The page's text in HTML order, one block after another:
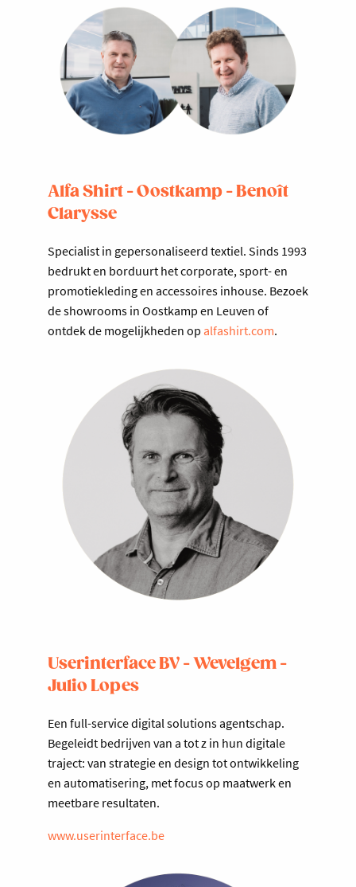
Alfa Shirt - Oostkamp - Benoît
Clarysse
Specialist in gepersonaliseerd textiel. Sinds 1993
bedrukt en borduurt het corporate, sport- en
promotiekleding en accessoires inhouse. Bezoek
de showrooms in Oostkamp en Leuven of
ontdek de mogelijkheden op alfashirt.com.
Userinterface BV - Wevelgem -
Julio Lopes
Een full-service digital solutions agentschap.
Begeleidt bedrijven van a tot z in hun digitale
traject: van strategie en design tot ontwikkeling
en automatisering, met focus op maatwerk en
meetbare resultaten.
www.userinterface.be